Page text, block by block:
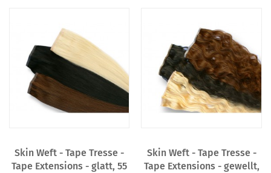
Skin Weft - Tape Tresse -
Tape Extensions - glatt, 55
Skin Weft - Tape Tresse -
Tape Extensions - gewellt,